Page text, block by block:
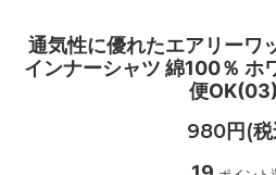
通気性に優れたエアリーワ
インナーシャツ 綿100％ ホ
便OK(03)
980円(税